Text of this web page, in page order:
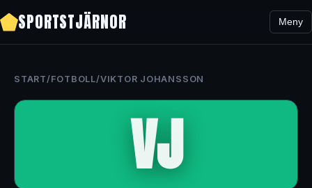
SPORTSTJÄRNOR Meny
START/FOTBOLL/VIKTOR JOHANSSON
VJ